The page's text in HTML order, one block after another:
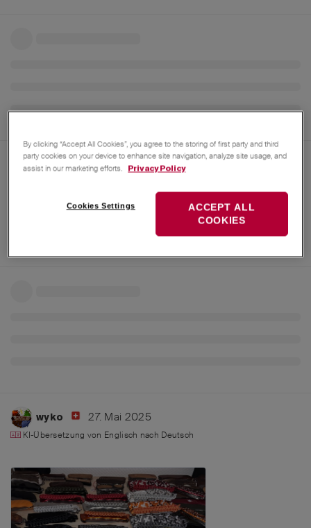
wyko 27. Mai 2025
KI-Übersetzung von Englisch nach Deutsch
By clicking “Accept All Cookies”, you agree to the storing of first party and third
party cookies on your device to enhance site navigation, analyze site usage, and
assist in our marketing efforts.
Privacy Policy
Cookies Settings
ACCEPT ALL
COOKIES